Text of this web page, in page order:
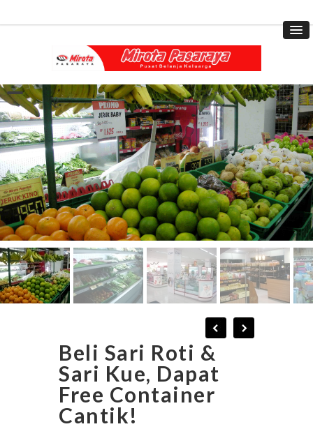
Beli Sari Roti &
Sari Kue, Dapat
Free Container
Cantik!